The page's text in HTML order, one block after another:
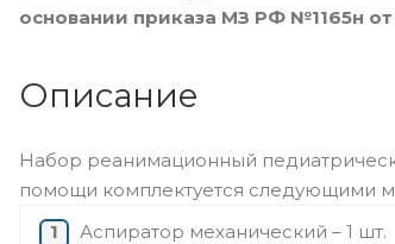
основании приказа МЗ РФ №1165н от
Описание
Набор реанимационный
помощи комплектуется следующими
Аспиратор механический – 1 шт.